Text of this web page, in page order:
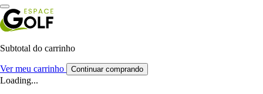
Subtotal do carrinho
Ver meu carrinho Continuar comprando
Loading...